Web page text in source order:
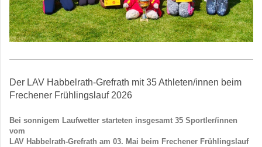
Der LAV Habbelrath-Grefrath mit 35 Athleten/innen beim
Frechener Frühlingslauf 2026
Bei sonnigem Laufwetter starteten insgesamt 35 Sportler/innen
vom
LAV Habbelrath-Grefrath am 03. Mai beim Frechener Frühlingslauf